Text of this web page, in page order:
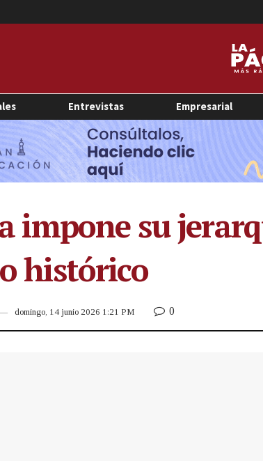
Entrevistas Empresarial
impone su
histórico
domingo, 14 junio 2026 1:21 PM 0